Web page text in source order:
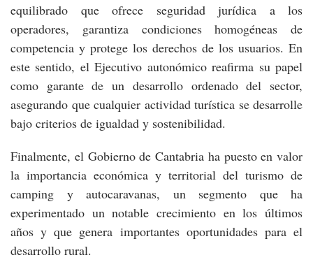
equilibrado que ofrece seguridad jurídica a los
operadores, garantiza condiciones homogéneas de
competencia y protege los derechos de los usuarios. En
este sentido, el Ejecutivo autonómico reafirma su papel
como garante de un desarrollo ordenado del sector,
asegurando que cualquier actividad turística se desarrolle
bajo criterios de igualdad y sostenibilidad.
Finalmente, el Gobierno de Cantabria ha puesto en valor
la importancia económica y territorial del turismo de
camping y autocaravanas, un segmento que ha
experimentado un notable crecimiento en los últimos
años y que genera importantes oportunidades para el
desarrollo rural.